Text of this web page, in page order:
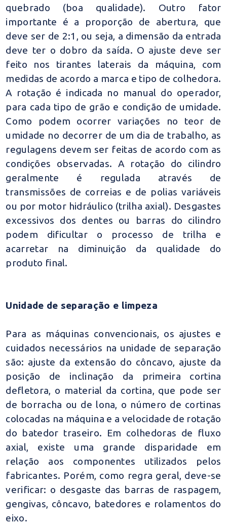
quebrado (boa qualidade). Outro fator
importante é a proporção de abertura, que
deve ser de 2:1, ou seja, a dimensão da entrada
deve ter o dobro da saída. O ajuste deve ser
feito nos tirantes laterais da máquina, com
medidas de acordo a marca e tipo de colhedora.
A rotação é indicada no manual do operador,
para cada tipo de grão e condição de umidade.
Como podem ocorrer variações no teor de
umidade no decorrer de um dia de trabalho, as
regulagens devem ser feitas de acordo com as
condições observadas. A rotação do cilindro
geralmente é regulada através de
transmissões de correias e de polias variáveis
ou por motor hidráulico (trilha axial). Desgastes
excessivos dos dentes ou barras do cilindro
podem dificultar o processo de trilha e
acarretar na diminuição da qualidade do
produto final.
Unidade de separação e limpeza
Para as máquinas convencionais, os ajustes e
cuidados necessários na unidade de separação
são: ajuste da extensão do côncavo, ajuste da
posição de inclinação da primeira cortina
defletora, o material da cortina, que pode ser
de borracha ou de lona, o número de cortinas
colocadas na máquina e a velocidade de rotação
do batedor traseiro. Em colhedoras de fluxo
axial, existe uma grande disparidade em
relação aos componentes utilizados pelos
fabricantes. Porém, como regra geral, deve-se
verificar: o desgaste das barras de raspagem,
gengivas, côncavo, batedores e rolamentos do
eixo.